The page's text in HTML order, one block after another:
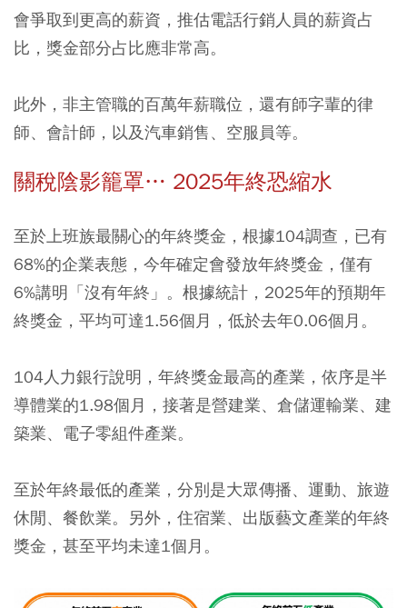
會爭取到更高的薪資，推估電話行銷人員的薪資占
比，獎金部分占比應非常高。
此外，非主管職的百萬年薪職位，還有師字輩的律
師、會計師，以及汽車銷售、空服員等。
關稅陰影籠罩… 2025年終恐縮水
至於上班族最關心的年終獎金，根據104調查，已有
68%的企業表態，今年確定會發放年終獎金，僅有
6%講明「沒有年終」。根據統計，2025年的預期年
終獎金，平均可達1.56個月，低於去年0.06個月。
104人力銀行說明，年終獎金最高的產業，依序是半
導體業的1.98個月，接著是營建業、倉儲運輸業、建
築業、電子零組件產業。
至於年終最低的產業，分別是大眾傳播、運動、旅遊
休閒、餐飲業。另外，住宿業、出版藝文產業的年終
獎金，甚至平均未達1個月。